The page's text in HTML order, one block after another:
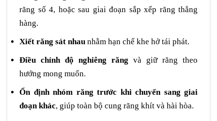
răng số 4, hoặc sau giai đoạn sắp xếp răng thẳng
hàng.
Xiết răng sát nhau nhằm hạn chế khe hở tái phát.
Điều chỉnh độ nghiêng răng và giữ răng theo
hướng mong muốn.
Ổn định nhóm răng trước khi chuyển sang giai
đoạn khác, giúp toàn bộ cung răng khít và hài hòa.